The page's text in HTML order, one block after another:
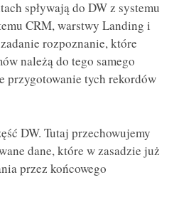
spływają do DW z systemu
CRM, warstwy Landing i
rozpoznanie, które
należą do tego samego
przygotowanie tych rekordów
DW. Tutaj przechowujemy
dane, które w zasadzie już
przez końcowego